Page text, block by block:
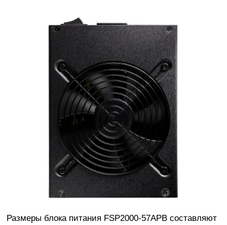
Размеры блока питания FSP2000-57APB составляют